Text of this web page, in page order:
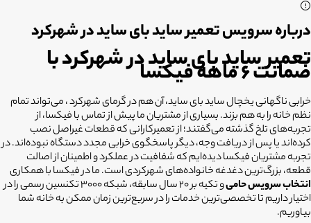
درباره سرویس تعمیر ساید بای ساید در شهرکرد
تعمیر ساید بای ساید در شهرکرد با
ضمانت ۶ ماهه فیکسا
خرابی ناگهانی یخچال ساید بای ساید، آن هم در گرمای شهرکرد ، می‌تواند تمام
نظم خانه را به هم بزند. بسیاری از مشتریان ما پیش از تماس با فیکسا، از
تجربه‌های تلخ گذشته می‌گفتند؛ از تعمیرکارانی که قطعات غیراصل نصب
کرده‌اند یا پس از دریافت وجه، دیگر پاسخگوی خرابی مجدد دستگاه نبوده‌اند. در
تجربه مشتریان فیکسا دیده‌ایم که شفافیت در عملکرد و اطمینان از اصالت
قطعه، بزرگ‌ترین دغدغه خانواده‌های شهرکردی است. ما در فیکسا با همکاری
انتخاب سرویس حامی
و تکیه بر ۲۰ سال سابقه، شبکه ۳۰۰۰ تکنسین رسمی را در
اختیار داریم تا تخصصی‌ترین خدمات را در سریع‌ترین زمان ممکن به خانه شما
بیاوریم.